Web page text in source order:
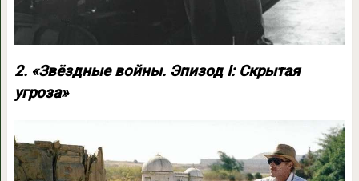
2. «Звёздные войны. Эпизод I: Скрытая
угроза»